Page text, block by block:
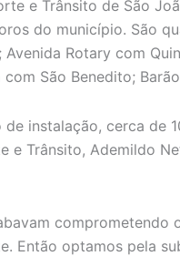
e Trânsito de São
do município. São
Avenida Rotary com
São Benedito;
instalação, cerca de
e Trânsito, Ademildo
comprometendo
Então optamos pela